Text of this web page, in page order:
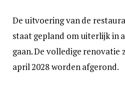
De uitvoering van de
staat gepland om uiterlijk in
gaan. De volledige renovatie
april 2028 worden afgerond.